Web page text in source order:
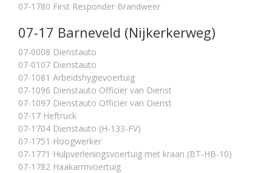
07-1780 First Responder Brandweer
07-17 Barneveld (Nijkerkerweg)
07-0008 Dienstauto
07-0107 Dienstauto
07-1081 Arbeidshygievoertuig
07-1096 Dienstauto Officier van Dienst
07-1097 Dienstauto Officier van Dienst
07-17 Heftruck
07-1704 Dienstauto (H-133-FV)
07-1751 Hoogwerker
07-1771 Hulpverleningsvoertuig met kraan (BT-HB-10)
07-1782 Haakarmvoertuig